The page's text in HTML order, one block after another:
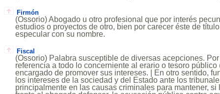
Firmón
(Ossorio) Abogado u otro profesional que por interés
estudios o proyectos de otro, bien por carecer éste de
especular con su nombre.
Fiscal
(Ossorio) Palabra susceptible de diversas acepciones.
referencia a todo lo concerniente al erario o tesoro
encargado de promover sus intereses. | En otro sentido,
los intereses de la sociedad y del Estado ante los
principalmente en las causas criminales para mantener, si